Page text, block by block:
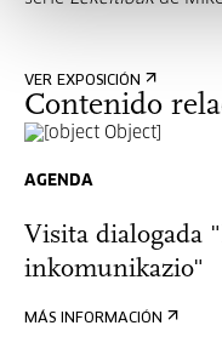
VER EXPOSICIÓN
Contenido
AGENDA
Visita dialogada
inkomunikazio"
MÁS INFORMACIÓN